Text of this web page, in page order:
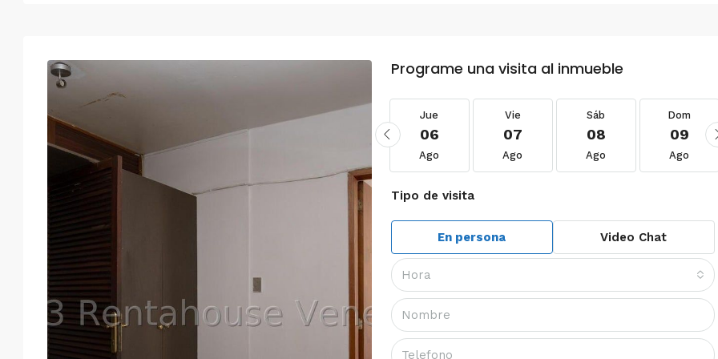
Programe una visita al inmueble
17
Ago
Jue Jue
06
Ago
Vie
07
Ago
Sáb
08
Ago
Dom
09
Ago
Tipo de visita
En persona Video Chat
Hora